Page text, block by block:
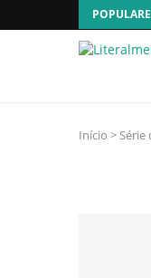
Início >Série